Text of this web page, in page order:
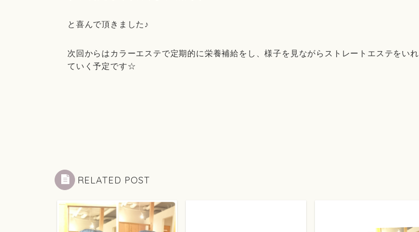
と喜んで頂きました♪
次回からはカラーエステで定期的に栄養補給をし、様子を見ながらストレートエステをいれ
ていく予定です☆
RELATED POST